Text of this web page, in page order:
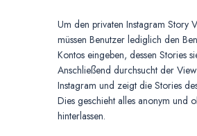
Um den privaten Instagram Story
müssen Benutzer lediglich den
Kontos eingeben, dessen Stories
Anschließend durchsucht der
Instagram und zeigt die Stories
Dies geschieht alles anonym und
hinterlassen.